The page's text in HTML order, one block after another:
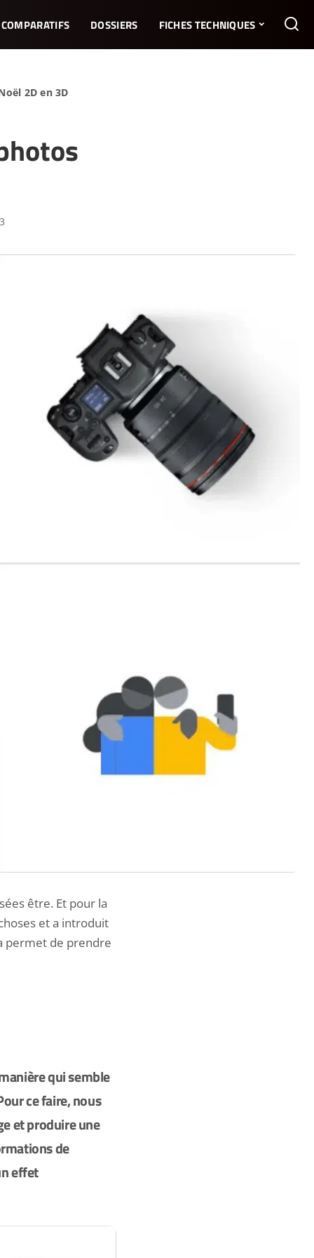
COMPARATIFS DOSSIERS FICHES TECHNIQUES
2D en 3D
être. Et pour la
et a introduit
permet de prendre
qui semble
ce faire, nous
et produire une
de
effet